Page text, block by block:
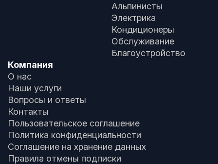
Альпинисты
Электрика
Кондиционеры
Обслуживание
Благоустройство
Компания
О нас
Наши услуги
Вопросы и ответы
Контакты
Пользовательское соглашение
Политика конфиденциальности
Соглашение на хранение данных
Правила отмены подписки